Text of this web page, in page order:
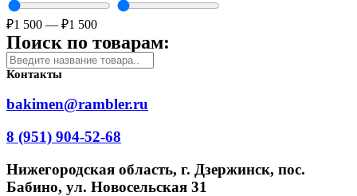
₽1 500 — ₽1 500
Поиск по товарам:
Контакты
bakimen@rambler.ru
8 (951) 904-52-68
Нижегородская область, г. Дзержинск, пос.
Бабино, ул. Новосельская 31